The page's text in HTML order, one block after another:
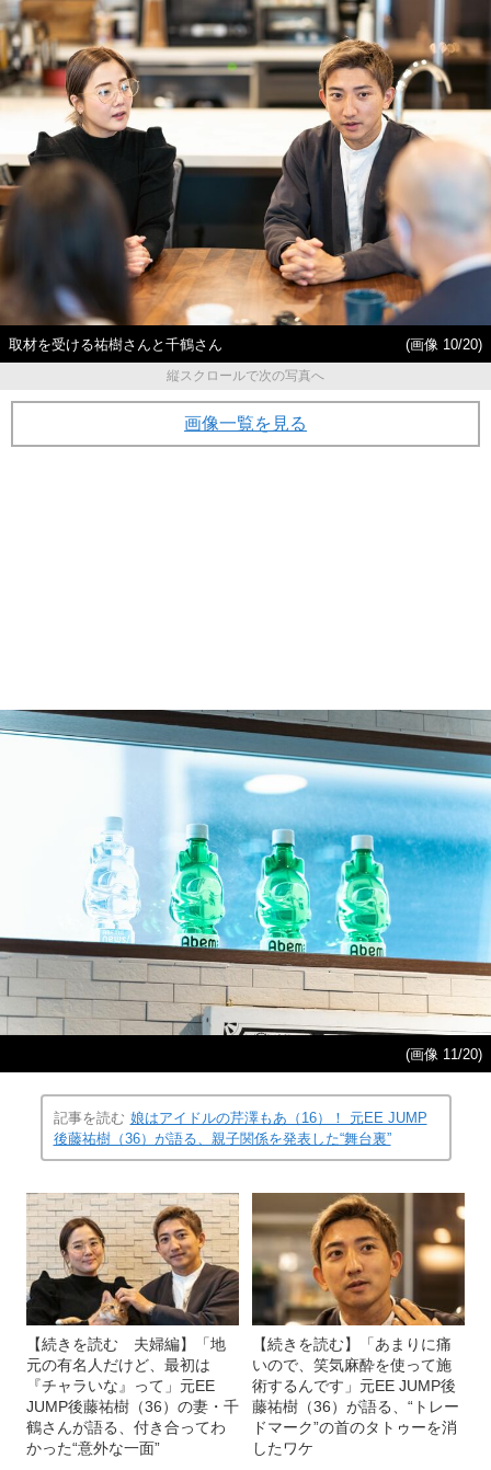
取材を受ける祐樹さんと千鶴さん
(画像 10/20)
縦スクロールで次の写真へ
画像一覧を見る
(画像 11/20)
記事を読む 娘はアイドルの芹澤もあ（16）！ 元EE JUMP
後藤祐樹（36）が語る、親子関係を発表した“舞台裏”
【続きを読む 夫婦編】「地
元の有名人だけど、最初は
『チャラいな』って」元EE
JUMP後藤祐樹（36）の妻・千
鶴さんが語る、付き合ってわ
かった“意外な一面”
【続きを読む】「あまりに痛
いので、笑気麻酔を使って施
術するんです」元EE JUMP後
藤祐樹（36）が語る、“トレー
ドマーク”の首のタトゥーを消
したワケ